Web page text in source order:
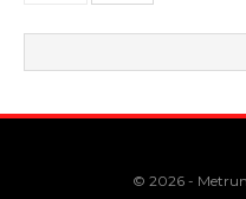
© 2026 -